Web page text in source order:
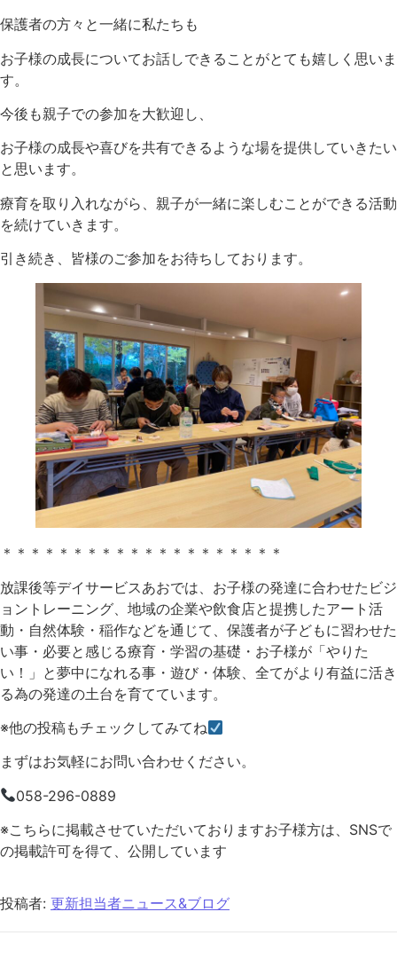
保護者の方々と一緒に私たちも
お子様の成長についてお話しできることがとても嬉しく思いま
す。
今後も親子での参加を大歓迎し、
お子様の成長や喜びを共有できるような場を提供していきたい
と思います。
療育を取り入れながら、親子が一緒に楽しむことができる活動
を続けていきます。
引き続き、皆様のご参加をお待ちしております。
＊＊＊＊＊＊＊＊＊＊＊＊＊＊＊＊＊＊＊＊
放課後等デイサービスあおでは、お子様の発達に合わせたビジ
ョントレーニング、地域の企業や飲食店と提携したアート活
動・自然体験・稲作などを通じて、保護者が子どもに習わせた
い事・必要と感じる療育・学習の基礎・お子様が「やりた
い！」と夢中になれる事・遊び・体験、全てがより有益に活き
る為の発達の土台を育てています。
※他の投稿もチェックしてみてね
まずはお気軽にお問い合わせください。
058-296-0889
※こちらに掲載させていただいておりますお子様方は、SNSで
の掲載許可を得て、公開しています
投稿者: 更新担当者ニュース&ブログ